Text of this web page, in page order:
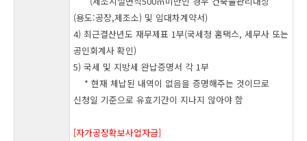
(용도:공장,제조소) 및 임대차계약서)
4) 최근결산년도 재무제표 1부(국세청 홈택스, 세무사 또는
공인회계사 확인)
5) 국세 및 지방세 완납증명서 각 1부
* 현재 체납된 내역이 없음을 증명해주는 것이므로
신청일 기준으로 유효기간이 지나지 않아야 함
[자가공장확보사업자금]